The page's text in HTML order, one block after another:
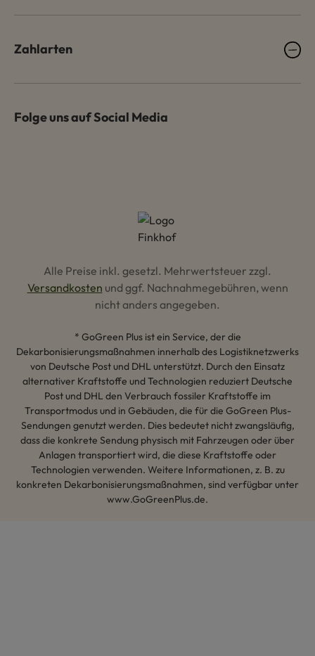
Zahlarten
Folge uns auf Social Media
Alle Preise inkl. gesetzl. Mehrwertsteuer zzgl.
Versandkosten und ggf. Nachnahmegebühren, wenn
nicht anders angegeben.
* GoGreen Plus ist ein Service, der die
Dekarbonisierungsmaßnahmen innerhalb des Logistiknetzwerks
von Deutsche Post und DHL unterstützt. Durch den Einsatz
alternativer Kraftstoffe und Technologien reduziert Deutsche
Post und DHL den Verbrauch fossiler Kraftstoffe im
Transportmodus und in Gebäuden, die für die GoGreen Plus-
Sendungen genutzt werden. Dies bedeutet nicht zwangsläufig,
dass die konkrete Sendung physisch mit Fahrzeugen oder über
Anlagen transportiert wird, die diese Kraftstoffe oder
Technologien verwenden. Weitere Informationen, z. B. zu
konkreten Dekarbonisierungsmaßnahmen, sind verfügbar unter
www.GoGreenPlus.de.